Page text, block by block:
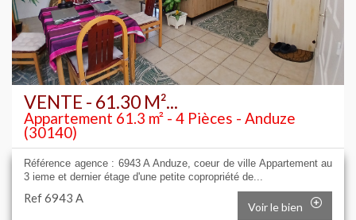
VENTE - 61.30 M²...
Appartement 61.3 m² - 4 Pièces - Anduze
(30140)
Référence agence : 6943 A Anduze, coeur de ville Appartement au
3 ieme et dernier étage d'une petite copropriété de...
Ref 6943 A
Voir le bien